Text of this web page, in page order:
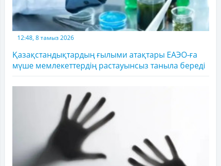
12:48, 8 тамыз 2026
Қазақстандықтардың ғылыми атақтары ЕАЭО-ға
мүше мемлекеттердің растауынсыз таныла береді